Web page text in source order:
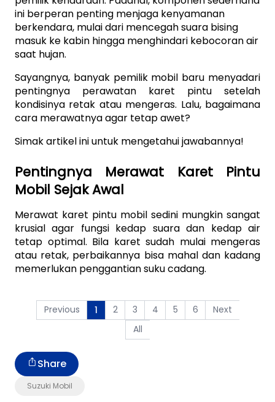
ini berperan penting menjaga kenyamanan
berkendara, mulai dari mencegah suara bising
masuk ke kabin hingga menghindari kebocoran air
saat hujan.
Sayangnya, banyak pemilik mobil baru menyadari
pentingnya perawatan karet pintu setelah
kondisinya retak atau mengeras. Lalu, bagaimana
cara merawatnya agar tetap awet?
Simak artikel ini untuk mengetahui jawabannya!
Pentingnya Merawat Karet Pintu
Mobil Sejak Awal
Merawat karet pintu mobil sedini mungkin sangat
krusial agar fungsi kedap suara dan kedap air
tetap optimal. Bila karet sudah mulai mengeras
atau retak, perbaikannya bisa mahal dan kadang
memerlukan penggantian suku cadang.
Previous 1 2 3 4 5 6
Next
All
Suzuki Mobil
Share